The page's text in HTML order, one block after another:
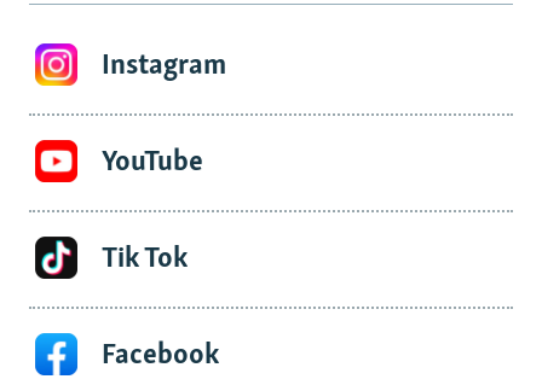
Instagram
YouTube
Tik Tok
Facebook